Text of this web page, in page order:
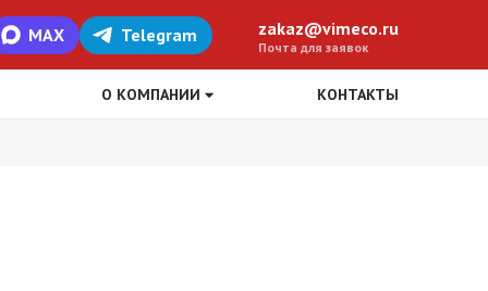
MAX Telegram zakaz@vimeco.ru
Почта для заявок
О КОМПАНИИ КОНТАКТЫ